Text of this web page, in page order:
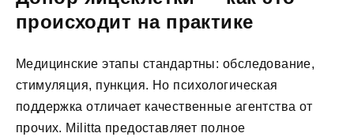
происходит на практике
Медицинские этапы стандартны: обследование,
стимуляция, пункция. Но психологическая
поддержка отличает качественные агентства от
прочих. Militta предоставляет полное